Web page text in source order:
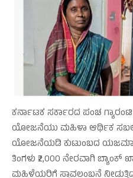
ಕರ್ನಾಟಕ ಸರ್ಕಾರದ ಪಂಚ
ಯೋಜನೆಯು ಮಹಿಳಾ ಆರ್ಥಿಕ
ಯೋಜನೆಯಡಿ ಕುಟುಂಬದ
ತಿಂಗಳು ₹2,000 ನೇರವಾಗಿ ಬ್ಯಾಂಕ್